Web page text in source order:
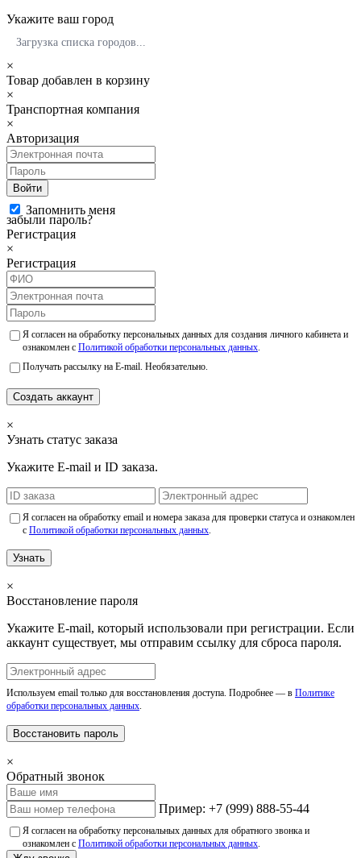
Укажите ваш город
Загрузка списка городов...
×
Товар добавлен в корзину
×
Транспортная компания
×
Авторизация
Войти
Запомнить меня
забыли пароль?
Регистрация
×
Регистрация
Я согласен на обработку персональных данных для создания личного кабинета и
ознакомлен с Политикой обработки персональных данных.
Получать рассылку на E-mail. Необязательно.
Создать аккаунт
×
Узнать статус заказа
Укажите E-mail и ID заказа.
Я согласен на обработку email и номера заказа для проверки статуса и ознакомлен
с Политикой обработки персональных данных.
Узнать
×
Восстановление пароля
Укажите E-mail, который использовали при регистрации. Если
аккаунт существует, мы отправим ссылку для сброса пароля.
Используем email только для восстановления доступа. Подробнее — в Политике
обработки персональных данных.
Восстановить пароль
×
Обратный звонок
Пример: +7 (999) 888-55-44
Я согласен на обработку персональных данных для обратного звонка и
ознакомлен с Политикой обработки персональных данных.